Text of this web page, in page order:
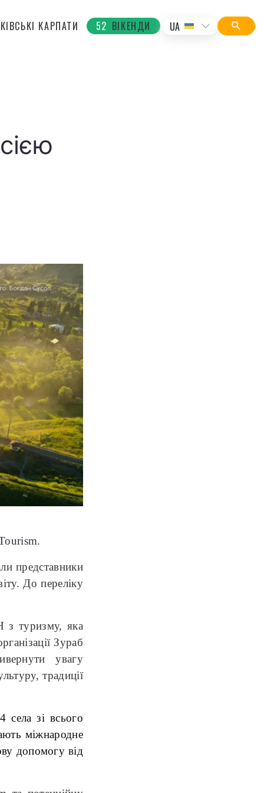
КАРПАТИ 52 ВІКЕНДИ UA
представники
До переліку
з туризму, яка
Зураб
увагу
традиції
села зі всього
міжнародне
допомогу від